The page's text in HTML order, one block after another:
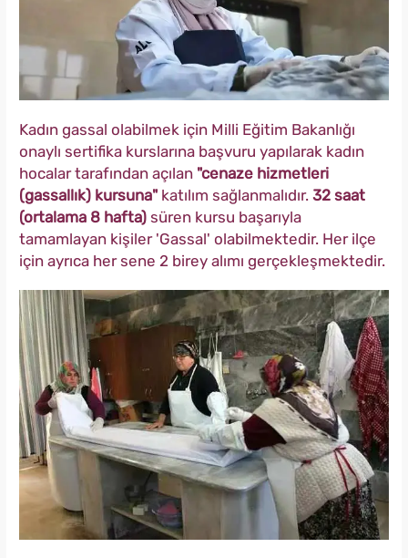
Kadın gassal olabilmek için Milli Eğitim Bakanlığı
onaylı sertifika kurslarına başvuru yapılarak kadın
hocalar tarafından açılan "cenaze hizmetleri
(gassallık) kursuna" katılım sağlanmalıdır. 32 saat
(ortalama 8 hafta) süren kursu başarıyla
tamamlayan kişiler 'Gassal' olabilmektedir. Her ilçe
için ayrıca her sene 2 birey alımı gerçekleşmektedir.